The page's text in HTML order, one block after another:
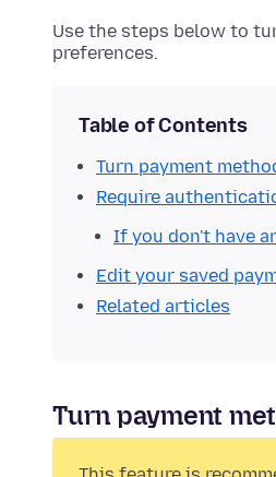
Use the steps below to
preferences.
Table of Contents
Turn payment
Require
If you don't have
Edit your saved
Related articles
Turn payment